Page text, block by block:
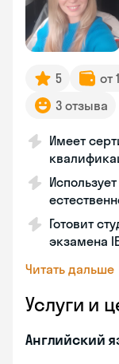
5 от
3 отзыва
Имеет
Готовит
экзамена
Читать дальше
Услуги и
Английский